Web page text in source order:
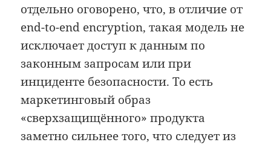
отдельно оговорено, что, в отличие от
end-to-end encryption, такая модель не
исключает доступ к данным по
законным запросам или при
инциденте безопасности. То есть
маркетинговый образ
«сверхзащищённого» продукта
заметно сильнее того, что следует из